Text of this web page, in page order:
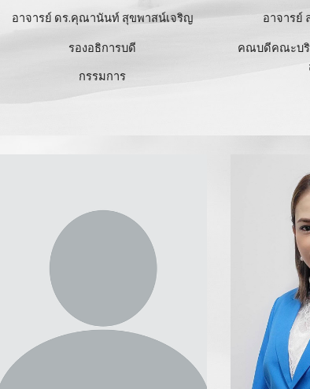
อาจารย์ ดร.คุณานันท์ สุขพาสน์เจริญ
รองอธิการบดี
กรรมการ
อาจารย์
คณบดีคณะบริ